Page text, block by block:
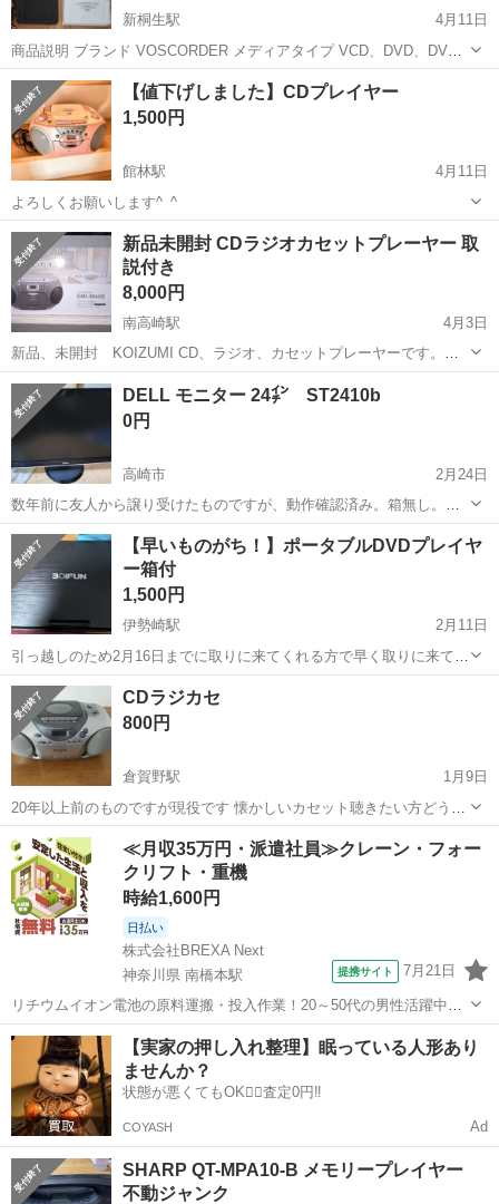
新桐生駅
4月11日
商品説明 ブランド VOSCORDER メディアタイプ VCD、DVD、DVD-
R、DVD-RW、CD、CD-R、CD-RW、AVI、MPG、VOB、FLV 色 ホワ
イト 画面サイズ 10.5 インチ ディスプレイ...
群馬 桐生市 新桐生駅 ポータブルプレーヤー
【値下げしました】CDプレイヤー
1,500円
館林駅
4月11日
よろしくお願いします^_^
群馬 館林市 館林駅 ポータブルプレーヤー プレイヤー
新品未開封 CDラジオカセットプレーヤー 取
説付き
8,000円
南高崎駅
4月3日
新品、未開封 KOIZUMI CD、ラジオ、カセットプレーヤーです。
SAD-4944/S 2024 年11 月末にコジマネットで購入しました。 箱に入
ったまま、保管しております。 取扱い説明書もあり、すぐ使えます。
動作確...
群馬 高崎市 ポータブルプレーヤー
DELL モニター 24㌅ ST2410b
0円
高崎市
2月24日
数年前に友人から譲り受けたものですが、動作確認済み。箱無し。本
体ケーブルのみ HDMI等のケーブルは付属していません。 音が出ない
ので別途スピーカー等が必要になります。 直接の引き渡し希望となり
ます。 受け渡し可...
群馬 高崎市 ポータブルプレーヤー DELL
【早いものがち！】ポータブルDVDプレイヤ
ー箱付
1,500円
伊勢崎駅
2月11日
引っ越しのため2月16日までに取りに来てくれる方で早く取りに来てく
ださる方優先です！ 【液晶画面のサイズ】横33×縦20.5cm 【傷などの
状態】とくに目立った傷はありません。 中古品なことをご理解くださ
い。 【...
群馬 伊勢崎市
プレイヤー
CDラジカセ
800円
倉賀野駅
1月9日
20年以上前のものですが現役です 懐かしいカセット聴きたい方どうで
すか？
群馬 高崎市 倉賀野駅 ポータブルプレーヤー
≪月収35万円・派遣社員≫クレーン・フォー
クリフト・重機
時給1,600円
日払い
株式会社BREXA Next
神奈川県 南橋本駅
提携サイト 7月21日
リチウムイオン電池の原料運搬・投入作業！20～50代の男性活躍中★
ワンルーム寮完備！赴任旅費会社負担！年間休日130日★フォークリフ
ト免許お持ちの方、活躍中！就業先食堂利用可★《神奈川県相模原
市》 人気の工場のお仕事 ◇電...
神奈川 相模原市 南橋本駅 その他
【実家の押し入れ整理】眠っている人形あり
ませんか？
状態が悪くてもOK🙆‍♀️査定0円‼️
COYASH Ad
SHARP QT-MPA10-B メモリープレイヤー
不動ジャンク